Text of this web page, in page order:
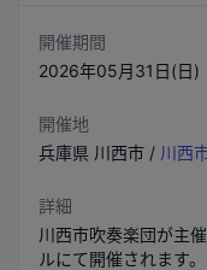
開催期間
2026年05月31日(日)
開催地
兵庫県 川西市 / 川西
詳細
川西市吹奏楽団が主
ルにて開催されます